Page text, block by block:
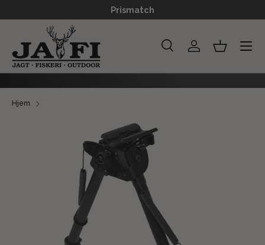
GÅ TIL INDHOLD
Prismatch
Søg Log indKurv
Menu
Hjem